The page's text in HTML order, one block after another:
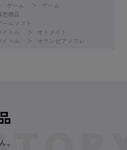
ゲーム
ゲーム
売商品
ームソフト
イトル
オトメイト
イトル オランピアソワレ
。